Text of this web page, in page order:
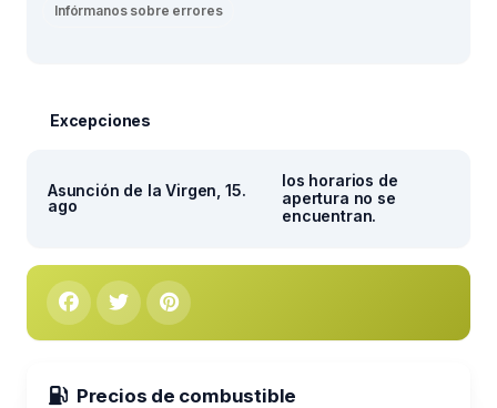
Infórmanos sobre errores
Excepciones
Asunción de la Virgen, 15.
ago
los horarios de
apertura no se
encuentran.
Precios de combustible